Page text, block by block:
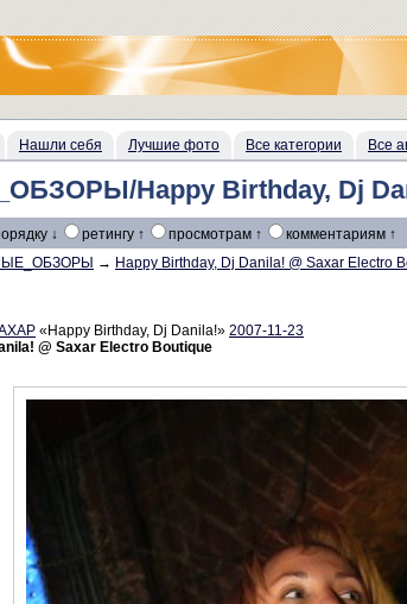
Нашли себя Лучшие фото Все категории Все
Happy Birthday, Dj
↓ ретингу ↑ просмотрам ↑ комментариям ↑
→ Happy Birthday, Dj Danila! @ Saxar Electro
«Happy Birthday, Dj Danila!» 2007-11-23
@ Saxar Electro Boutique